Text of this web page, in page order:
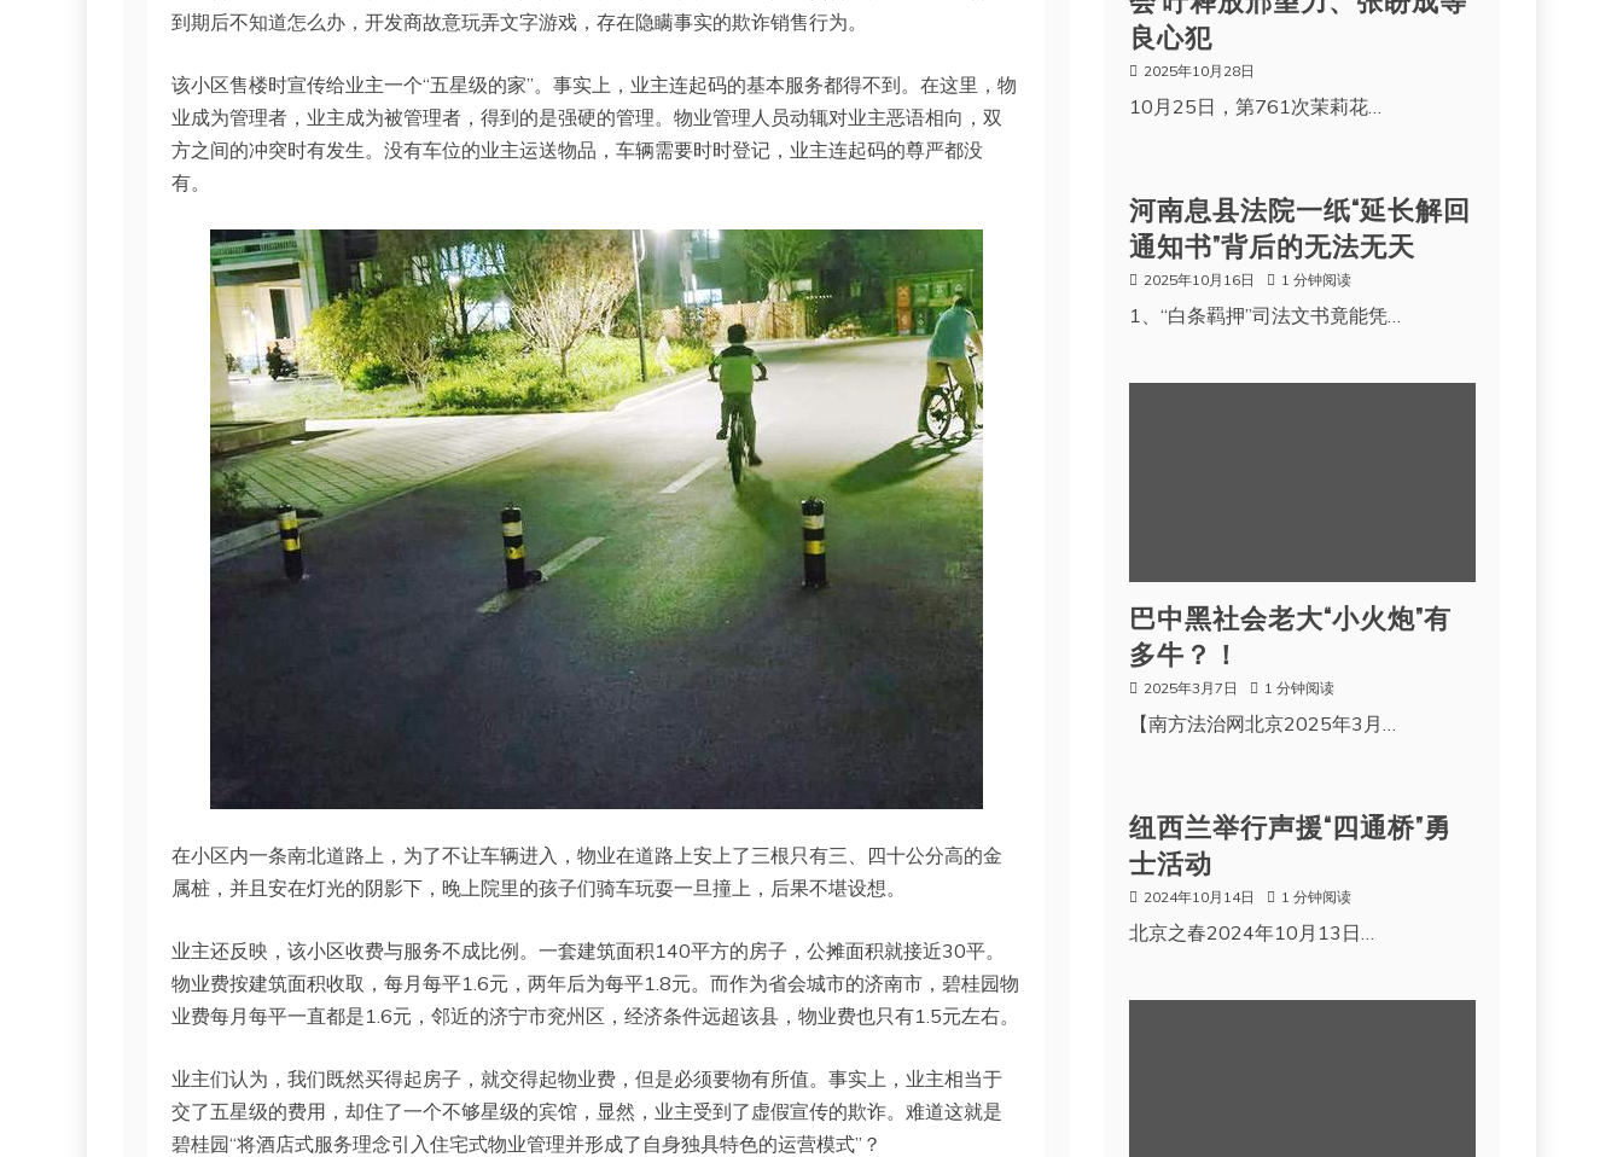
到期后不知道怎么办，开发商故意玩弄文字游戏，存在隐瞒事实的欺诈销售行为。
该小区售楼时宣传给业主一个“五星级的家”。事实上，业主连起码的基本服务都得不到。在这里，物
业成为管理者，业主成为被管理者，得到的是强硬的管理。物业管理人员动辄对业主恶语相向，双
方之间的冲突时有发生。没有车位的业主运送物品，车辆需要时时登记，业主连起码的尊严都没
有。
在小区内一条南北道路上，为了不让车辆进入，物业在道路上安上了三根只有三、四十公分高的金
属桩，并且安在灯光的阴影下，晚上院里的孩子们骑车玩耍一旦撞上，后果不堪设想。
业主还反映，该小区收费与服务不成比例。一套建筑面积140平方的房子，公摊面积就接近30平。
物业费按建筑面积收取，每月每平1.6元，两年后为每平1.8元。而作为省会城市的济南市，碧桂园物
业费每月每平一直都是1.6元，邻近的济宁市兖州区，经济条件远超该县，物业费也只有1.5元左右。
业主们认为，我们既然买得起房子，就交得起物业费，但是必须要物有所值。事实上，业主相当于
交了五星级的费用，却住了一个不够星级的宾馆，显然，业主受到了虚假宣传的欺诈。难道这就是
碧桂园“将酒店式服务理念引入住宅式物业管理并形成了自身独具特色的运营模式”？
良心犯
2025年10月28日
10月25日，第761次茉莉花…
河南息县法院一纸“延长解回
通知书”背后的无法无天
2025年10月16日 1 分钟阅读
1、“白条羁押”司法文书竟能凭…
巴中黑社会老大“小火炮”有
多牛？！
2025年3月7日 1 分钟阅读
【南方法治网北京2025年3月…
纽西兰举行声援“四通桥”勇
士活动
2024年10月14日 1 分钟阅读
北京之春2024年10月13日…